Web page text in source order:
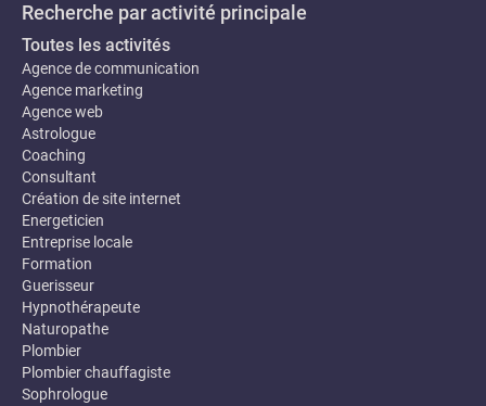
Recherche par activité principale
Toutes les activités
Agence de communication
Agence marketing
Agence web
Astrologue
Coaching
Consultant
Création de site internet
Energeticien
Entreprise locale
Formation
Guerisseur
Hypnothérapeute
Naturopathe
Plombier
Plombier chauffagiste
Sophrologue